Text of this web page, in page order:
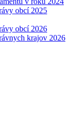
obcí 2025
obcí 2026
krajov 2026